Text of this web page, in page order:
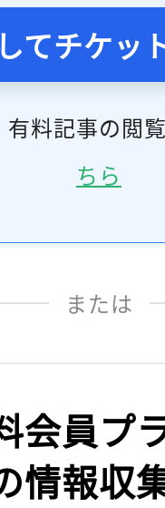
てチケッ
有料記事の閲
ちら
または
会員プ
情報収